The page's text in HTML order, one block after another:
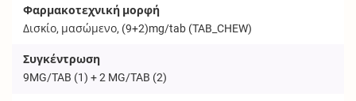
Φαρμακοτεχνική μορφή
Δισκίο, μασώμενο, (9+2)mg/tab (TAB_CHEW)
Συγκέντρωση
9MG/TAB (1) + 2 MG/TAB (2)